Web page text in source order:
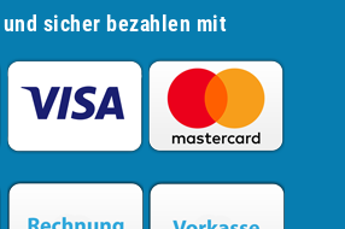
und sicher bezahlen mit